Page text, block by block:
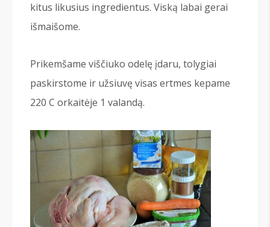
kitus likusius ingredientus. Viską labai gerai
išmaišome.
Prikemšame viščiuko odelę įdaru, tolygiai
paskirstome ir užsiuvę visas ertmes kepame
220 С orkaitėje 1 valandą.